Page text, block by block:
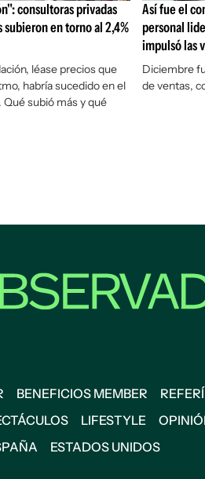
consultoras privadas
en torno al 2,4%
léase precios que
habría sucedido en el
subió más y qué
Así fue el
personal
impulsó las
Diciembre
de ventas,
BENEFICIOS MEMBER REFERÍ
LIFESTYLE
ESTADOS UNIDOS